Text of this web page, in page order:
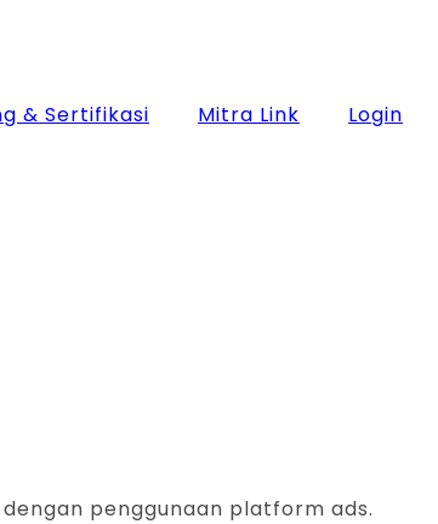
& Sertifikasi Mitra Link
Login
penggunaan platform ads.